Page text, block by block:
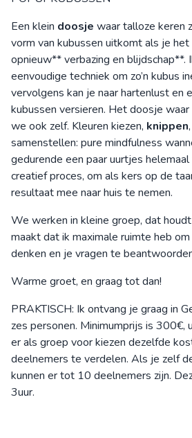
Een klein doosje waar talloze keren
vorm van kubussen uitkomt als je
opnieuw** verbazing en blijdschap**.
eenvoudige techniek om zo’n kubus
vervolgens kan je naar hartenlust en
kubussen versieren. Het doosje waar
we ook zelf. Kleuren kiezen, knippen,
samenstellen: pure mindfulness
gedurende een paar uurtjes
creatief proces, om als kers op de
resultaat mee naar huis te nemen.
We werken in kleine groep, dat
maakt dat ik maximale ruimte heb
denken en je vragen te
Warme groet, en graag tot dan!
PRAKTISCH: Ik ontvang je graag in
zes personen. Minimumprijs is 300€,
er als groep voor kiezen dezelfde
deelnemers te verdelen. Als je zelf
kunnen er tot 10 deelnemers zijn.
3uur.